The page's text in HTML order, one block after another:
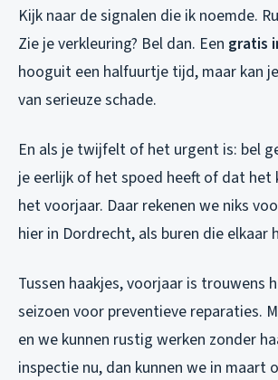
Kijk naar de signalen die ik noemde.
Zie je verkleuring? Bel dan. Een gratis
hooguit een halfuurtje tijd, maar kan
van serieuze schade.
En als je twijfelt of het urgent is: bel
je eerlijk of het spoed heeft of dat
het voorjaar. Daar rekenen we niks
hier in Dordrecht, als buren die elkaar
Tussen haakjes, voorjaar is trouwens
seizoen voor preventieve reparaties.
en we kunnen rustig werken zonder
inspectie nu, dan kunnen we in maart